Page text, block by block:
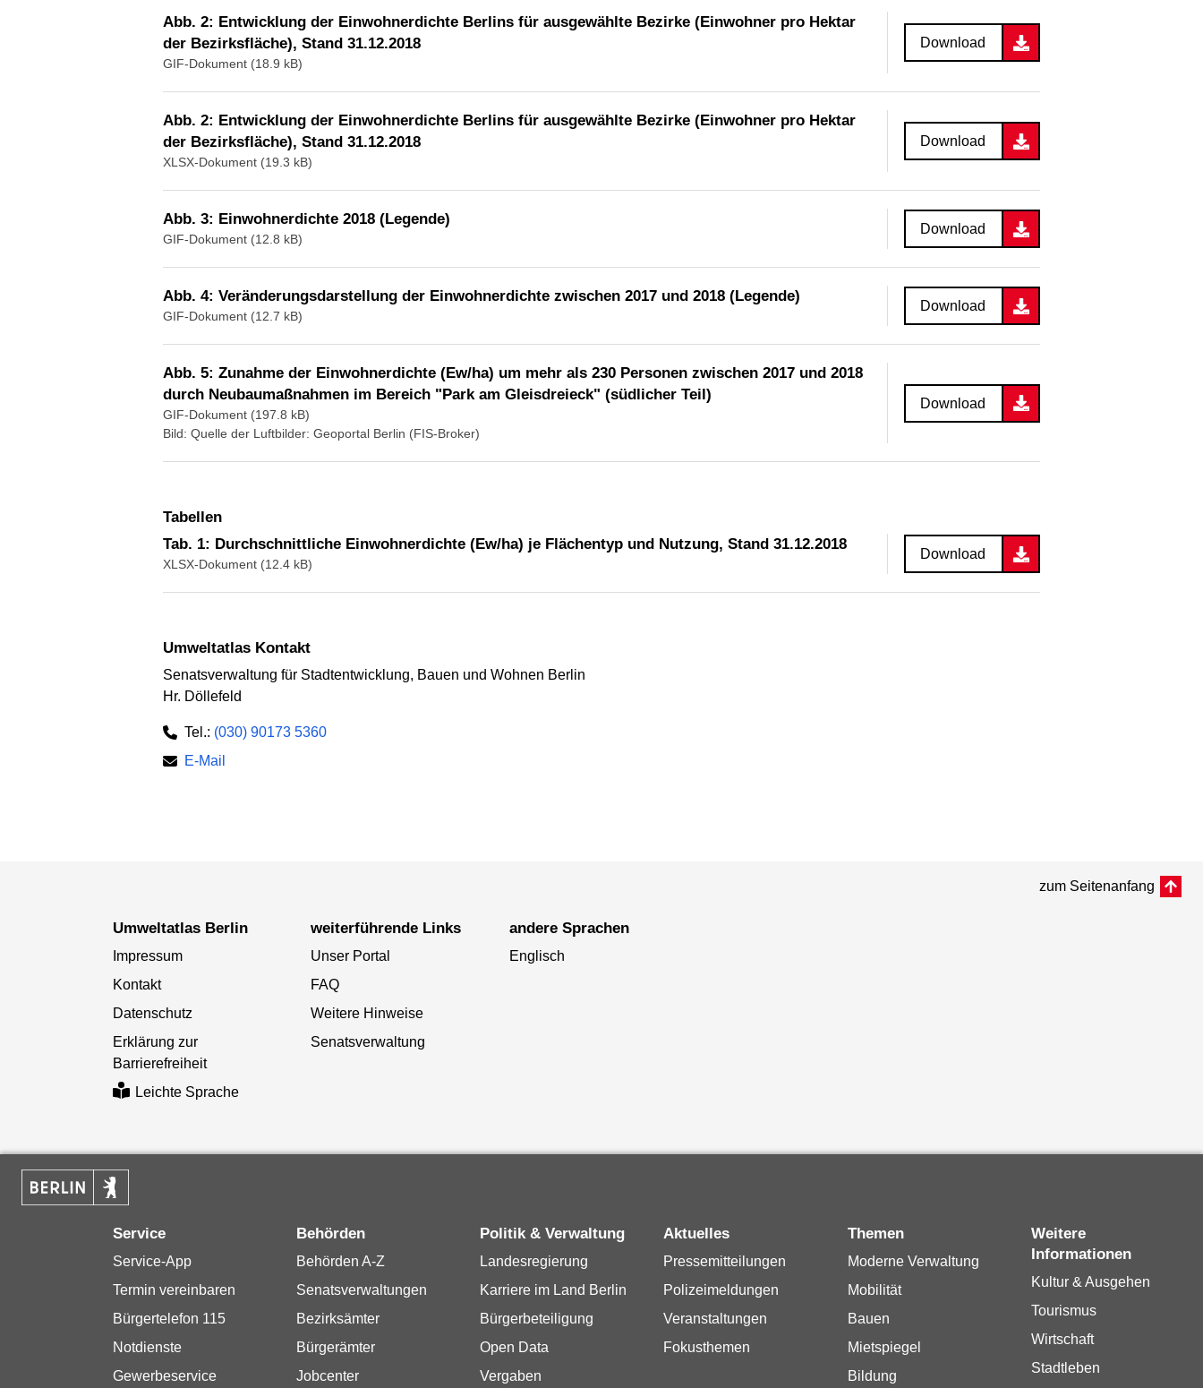
Abb. 2: Entwicklung der Einwohnerdichte Berlins für ausgewählte Bezirke (Einwohner pro Hektar
der Bezirksfläche), Stand 31.12.2018
GIF-Dokument (18.9 kB)
Download
Abb. 2: Entwicklung der Einwohnerdichte Berlins für ausgewählte Bezirke (Einwohner pro Hektar
der Bezirksfläche), Stand 31.12.2018
XLSX-Dokument (19.3 kB)
Download
Abb. 3: Einwohnerdichte 2018 (Legende)
GIF-Dokument (12.8 kB)
Download
Abb. 4: Veränderungsdarstellung der Einwohnerdichte zwischen 2017 und 2018 (Legende)
GIF-Dokument (12.7 kB)
Download
Abb. 5: Zunahme der Einwohnerdichte (Ew/ha) um mehr als 230 Personen zwischen 2017 und 2018
durch Neubaumaßnahmen im Bereich "Park am Gleisdreieck" (südlicher Teil)
GIF-Dokument (197.8 kB)
Bild: Quelle der Luftbilder: Geoportal Berlin (FIS-Broker)
Download
Tabellen
Tab. 1: Durchschnittliche Einwohnerdichte (Ew/ha) je Flächentyp und Nutzung, Stand 31.12.2018
XLSX-Dokument (12.4 kB)
Download
Umweltatlas Kontakt
Senatsverwaltung für Stadtentwicklung, Bauen und Wohnen Berlin
Hr. Döllefeld
Tel.: (030) 90173 5360
E-Mail
zum Seitenanfang
Umweltatlas Berlin
Impressum
Kontakt
Datenschutz
Erklärung zur
Barrierefreiheit
Leichte Sprache
weiterführende Links
Unser Portal
FAQ
Weitere Hinweise
Senatsverwaltung
andere Sprachen
Englisch
Service
Service-App
Termin vereinbaren
Bürgertelefon 115
Notdienste
Gewerbeservice
Behörden
Behörden A-Z
Senatsverwaltungen
Bezirksämter
Bürgerämter
Jobcenter
Politik & Verwaltung
Landesregierung
Karriere im Land Berlin
Bürgerbeteiligung
Open Data
Vergaben
Aktuelles
Pressemitteilungen
Polizeimeldungen
Veranstaltungen
Fokusthemen
Themen
Moderne Verwaltung
Mobilität
Bauen
Mietspiegel
Bildung
Weitere
Informationen
Kultur & Ausgehen
Tourismus
Wirtschaft
Stadtleben